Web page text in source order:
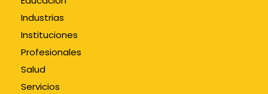
Industrias
Instituciones
Profesionales
Salud
Servicios